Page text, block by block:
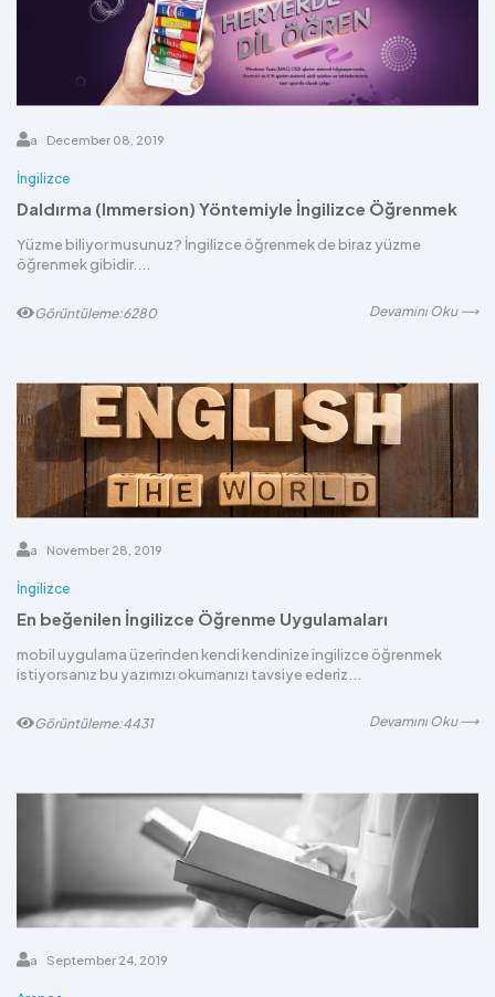
a December 08, 2019
İngilizce
Daldırma (Immersion) Yöntemiyle İngilizce Öğrenmek
Yüzme biliyor musunuz? İngilizce öğrenmek de biraz yüzme
öğrenmek gibidir....
Görüntüleme:6280 Devamını Oku ⟶
a November 28, 2019
İngilizce
En beğenilen İngilizce Öğrenme Uygulamaları
mobil uygulama üzerinden kendi kendinize ingilizce öğrenmek
istiyorsanız bu yazımızı okumanızı tavsiye ederiz...
Görüntüleme:4431 Devamını Oku ⟶
a September 24, 2019